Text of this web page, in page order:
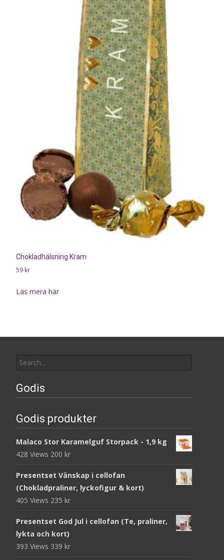
Chokladhälsning Kram
59 kr
Läs mera här
for:
Godis
Godis produkter
Malaco Stor Karamelguf Storpack - 1,9 kg
428 Views 200 kr
Presentset Vänskap i cellofan
(Chokladpraliner, lyckofigur & kort)
405 Views 235 kr
Presentset God Jul i cellofan (Te, praliner,
lykta och kort)
393 Views 339 kr